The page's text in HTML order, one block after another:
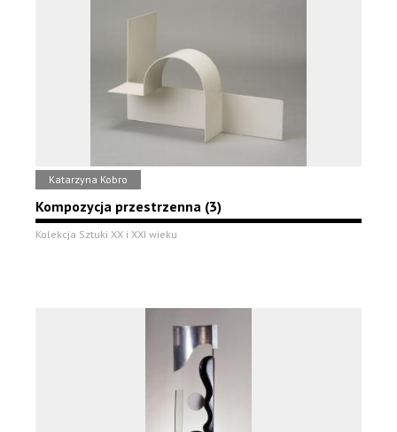
Katarzyna Kobro
Kompozycja przestrzenna (3)
Kolekcja Sztuki XX i XXI wieku